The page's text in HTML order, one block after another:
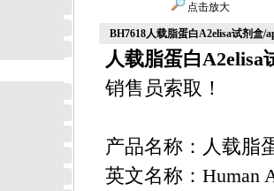
点击放大
BH7618人载脂蛋白A2elisa试剂盒/
人载脂蛋白A2elisa
销售员索取！
产品名称：人载脂
英文名称：Human